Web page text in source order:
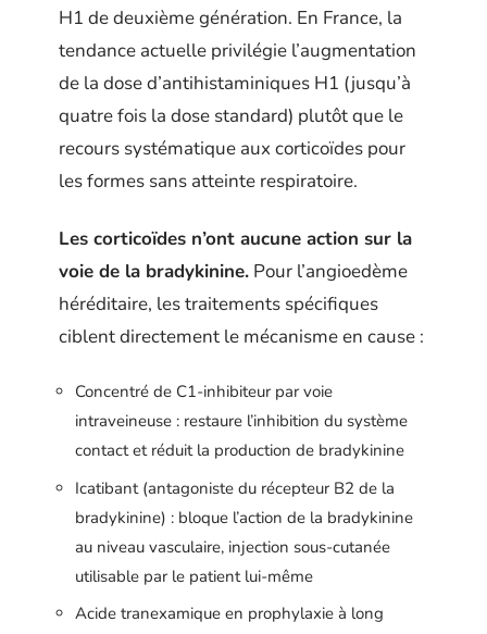
H1 de deuxième génération. En France, la
tendance actuelle privilégie l’augmentation
de la dose d’antihistaminiques H1 (jusqu’à
quatre fois la dose standard) plutôt que le
recours systématique aux corticoïdes pour
les formes sans atteinte respiratoire.
Les corticoïdes n’ont aucune action sur la
voie de la bradykinine. Pour l’angioedème
héréditaire, les traitements spécifiques
ciblent directement le mécanisme en cause :
Concentré de C1-inhibiteur par voie
intraveineuse : restaure l’inhibition du système
contact et réduit la production de bradykinine
Icatibant (antagoniste du récepteur B2 de la
bradykinine) : bloque l’action de la bradykinine
au niveau vasculaire, injection sous-cutanée
utilisable par le patient lui-même
Acide tranexamique en prophylaxie à long